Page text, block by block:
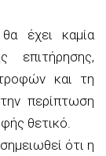
έχει καμία
επιτήρησης,
και τη
περίπτωση
θετικό.
ότι η